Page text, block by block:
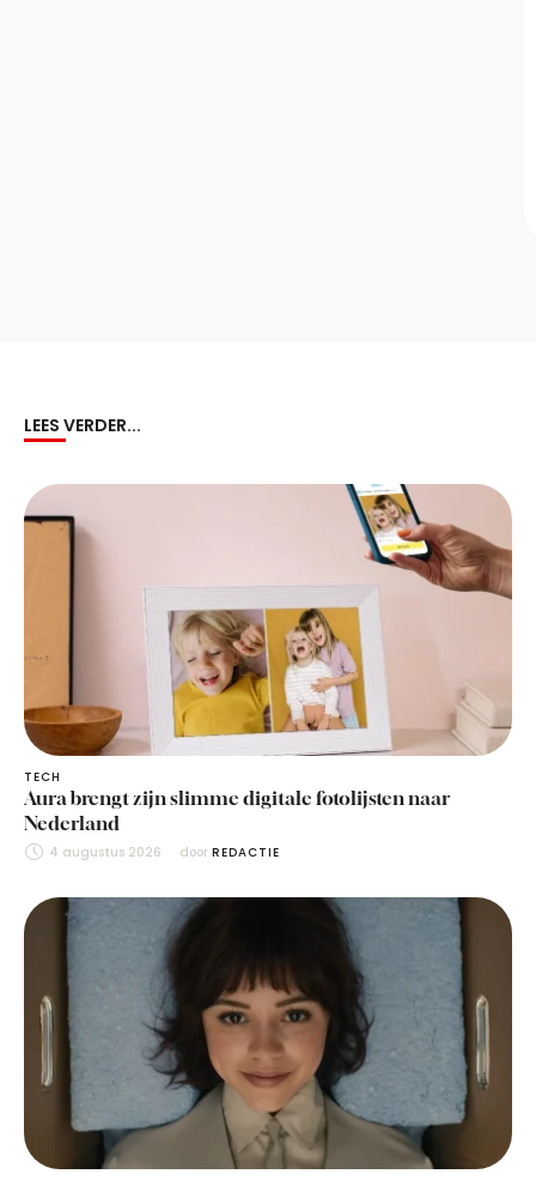
LEES VERDER...
TECH
Aura brengt zijn slimme digitale fotolijsten naar
Nederland
4 augustus 2026 door REDACTIE